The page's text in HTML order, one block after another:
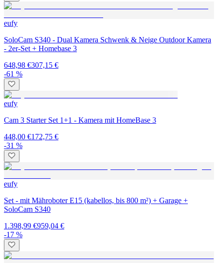
eufy
SoloCam S340 - Dual Kamera Schwenk & Neige Outdoor Kamera
- 2er-Set + Homebase 3
648,98 €307,15 €
-61 %
eufy
Cam 3 Starter Set 1+1 - Kamera mit HomeBase 3
448,00 €172,75 €
-31 %
eufy
Set - mit Mähroboter E15 (kabellos, bis 800 m²) + Garage +
SoloCam S340
1.398,99 €959,04 €
-17 %